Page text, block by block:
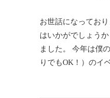
お世話になってお
はいかがでしょう
ました。 今年は僕
りでもOK！）のイ